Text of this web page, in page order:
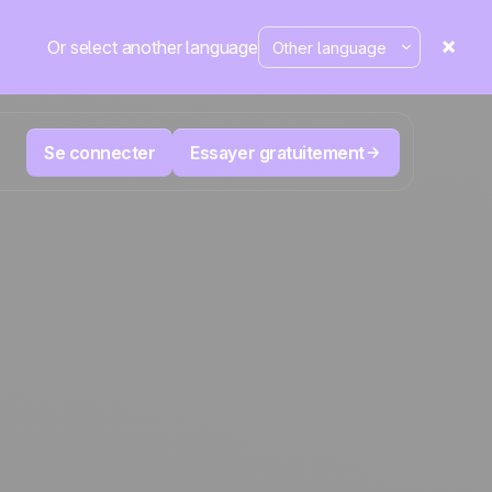
Or select another language
Se connecter Essayer gratuitement